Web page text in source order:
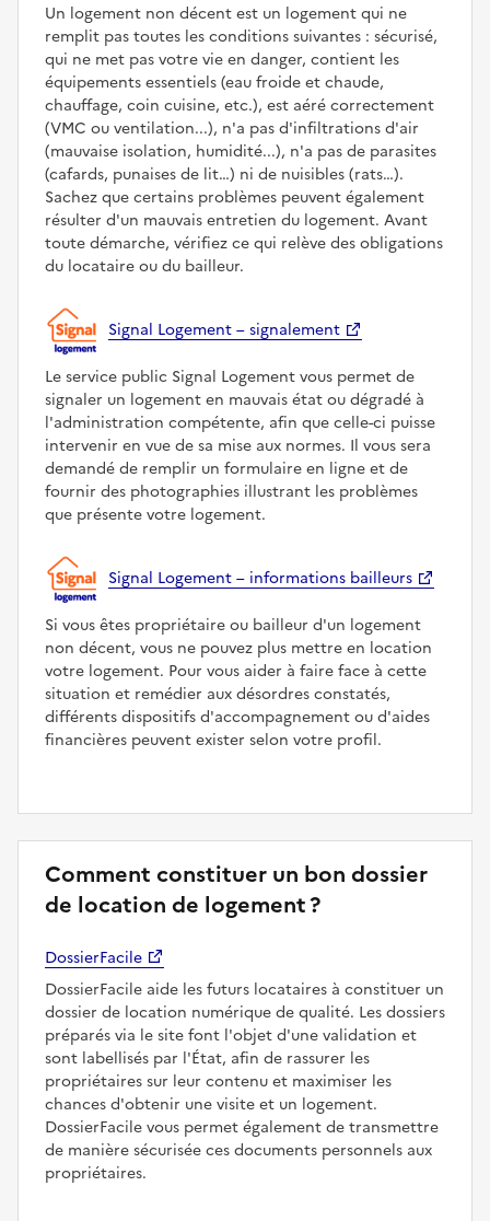
Un logement non décent est un logement qui ne
remplit pas toutes les conditions suivantes : sécurisé,
qui ne met pas votre vie en danger, contient les
équipements essentiels (eau froide et chaude,
chauffage, coin cuisine, etc.), est aéré correctement
(VMC ou ventilation...), n'a pas d'infiltrations d'air
(mauvaise isolation, humidité...), n'a pas de parasites
(cafards, punaises de lit…) ni de nuisibles (rats…).
Sachez que certains problèmes peuvent également
résulter d'un mauvais entretien du logement. Avant
toute démarche, vérifiez ce qui relève des obligations
du locataire ou du bailleur.
Signal Logement – signalement
Le service public Signal Logement vous permet de
signaler un logement en mauvais état ou dégradé à
l'administration compétente, afin que celle-ci puisse
intervenir en vue de sa mise aux normes. Il vous sera
demandé de remplir un formulaire en ligne et de
fournir des photographies illustrant les problèmes
que présente votre logement.
Signal Logement – informations bailleurs
Si vous êtes propriétaire ou bailleur d'un logement
non décent, vous ne pouvez plus mettre en location
votre logement. Pour vous aider à faire face à cette
situation et remédier aux désordres constatés,
différents dispositifs d'accompagnement ou d'aides
financières peuvent exister selon votre profil.
Comment constituer un bon dossier
de location de logement ?
DossierFacile
DossierFacile aide les futurs locataires à constituer un
dossier de location numérique de qualité. Les dossiers
préparés via le site font l'objet d'une validation et
sont labellisés par l'État, afin de rassurer les
propriétaires sur leur contenu et maximiser les
chances d'obtenir une visite et un logement.
DossierFacile vous permet également de transmettre
de manière sécurisée ces documents personnels aux
propriétaires.